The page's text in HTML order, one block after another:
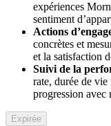
expériences
sentiment
Actions
concrètes et
et la satisfaction
Suivi de la
rate, durée de
progression avec
Expirée